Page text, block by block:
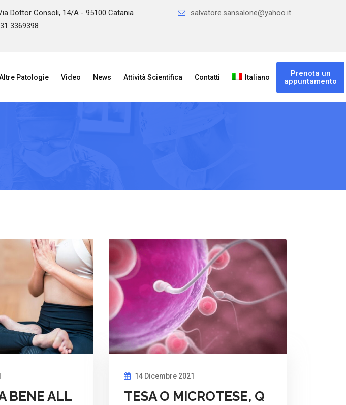
Dottor Consoli, 14/A - 95100 Catania
3369398
salvatore.sansalone@yahoo.it
Patologie Video News Attività Scientifica Contatti Italiano
Prenota un
appuntamento
BENE ALL
14 Dicembre 2021
TESA O MICROTESE, Q